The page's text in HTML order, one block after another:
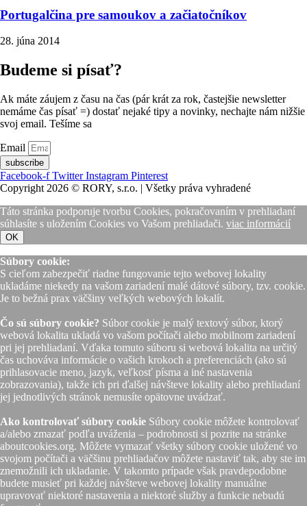
Portugalčina pre samoukov a začiatočníkov
28. júna 2014
Budeme si písať?
Ak máte záujem z času na čas (pár krát za rok, častejšie newsletter
nemáme čas písať =) dostať nejaké tipy a novinky, nechajte nám nižšie
svoj email. Tešíme sa
Email
subscribe
Facebook-f Twitter Instagram Pinterest
Copyright 2026 © RORY, s.r.o. | Všetky práva vyhradené
Táto stránka podporuje tvorbu Cookies, pokračovaním v prehliadaní
súhlasíte s uložením Cookies vo Vašom prehliadači. viac informácií
OK
Súbory cookie:
S cieľom zabezpečiť riadne fungovanie tejto webovej lokality
ukladáme niekedy na vašom zariadení malé dátové súbory, tzv. cookie.
Je to bežná prax väčšiny veľkých webových lokalít.
Čo sú súbory cookie? Súbor cookie je malý textový súbor, ktorý
webová lokalita ukladá vo vašom počítači alebo mobilnom zariadení
pri jej prehliadaní. Vďaka tomuto súboru si webová lokalita na určitý
čas uchováva informácie o vašich krokoch a preferenciách (ako sú
prihlasovacie meno, jazyk, veľkosť písma a iné nastavenia
zobrazovania), takže ich pri ďalšej návšteve lokality alebo prehliadaní
jej jednotlivých stránok nemusíte opätovne uvádzať.
Ako kontrolovať súbory cookie Súbory cookie môžete kontrolovať
a/alebo zmazať podľa uváženia – podrobnosti si pozrite na stránke
aboutcookies.org. Môžete vymazať všetky súbory cookie uložené vo
svojom počítači a väčšinu prehliadačov môžete nastaviť tak, aby ste im
znemožnili ich ukladanie. V takomto prípade však pravdepodobne
budete musieť pri každej návšteve webovej lokality manuálne
upravovať niektoré nastavenia a niektoré služby a funkcie nebudú